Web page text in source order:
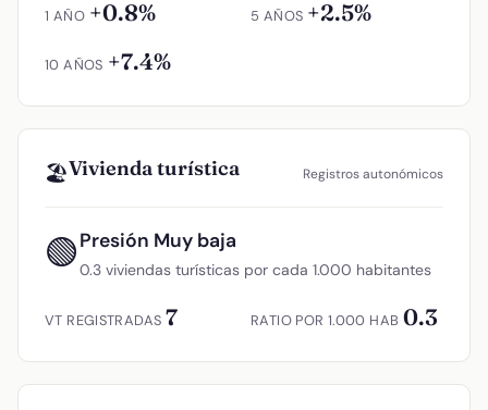
1 AÑO +0.8% 5 AÑOS +2.5%
10 AÑOS +7.4%
🏖️Vivienda turística Registros autonómicos
🟢Presión Muy baja
0.3 viviendas turísticas por cada 1.000 habitantes
VT REGISTRADAS 7 RATIO POR 1.000 HAB 0.3